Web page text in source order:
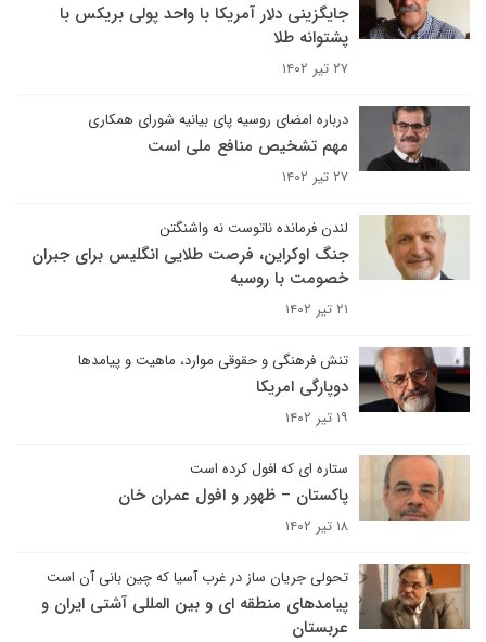
جایگزینی دلار آمریکا با واحد پولی بریکس با
پشتوانه طلا
۲۷ تیر ۱۴۰۲
درباره امضای روسیه پای بیانیه شورای همکاری
مهم تشخیص منافع ملی است
۲۷ تیر ۱۴۰۲
لندن فرمانده ناتوست نه واشنگتن
جنگ اوکراین، فرصت طلایی انگلیس برای جبران
خصومت با روسیه
۲۱ تیر ۱۴۰۲
تنش فرهنگی و حقوقی موارد، ماهیت و پیامدها
دوپارگی امریکا
۱۹ تیر ۱۴۰۲
ستاره ای که افول کرده است
پاکستان – ظهور و افول عمران خان
۱۸ تیر ۱۴۰۲
تحولی جریان ساز در غرب آسیا که چین بانی آن است
پیامدهای منطقه ای و بین المللی آشتی ایران و
عربستان